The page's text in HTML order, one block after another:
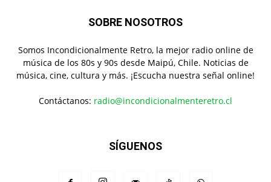
SOBRE NOSOTROS
Somos Incondicionalmente Retro, la mejor radio online de
música de los 80s y 90s desde Maipú, Chile. Noticias de
música, cine, cultura y más. ¡Escucha nuestra señal online!
Contáctanos: radio@incondicionalmenteretro.cl
SÍGUENOS